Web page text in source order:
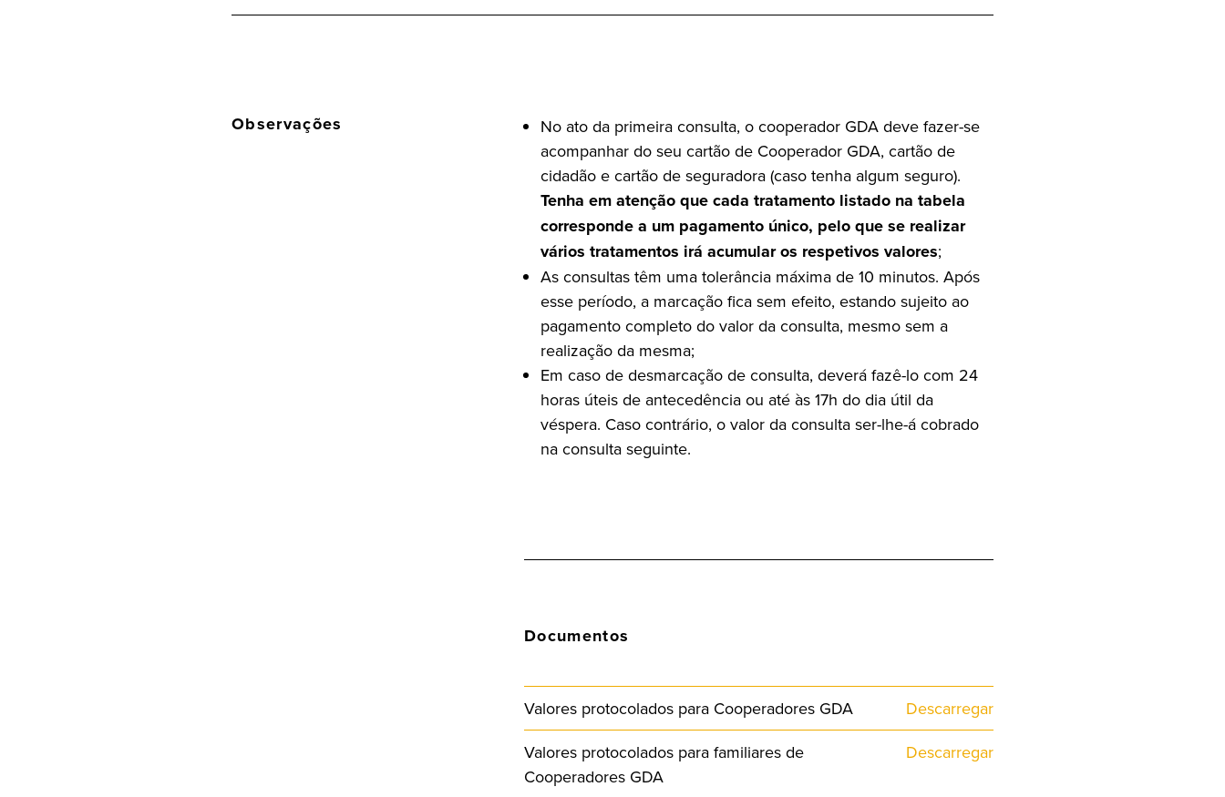
Observações
No ato da primeira consulta, o cooperador GDA deve fazer-se
acompanhar do seu cartão de Cooperador GDA, cartão de
cidadão e cartão de seguradora (caso tenha algum seguro).
Tenha em atenção que cada tratamento listado na tabela
corresponde a um pagamento único, pelo que se realizar
vários tratamentos irá acumular os respetivos valores;
As consultas têm uma tolerância máxima de 10 minutos. Após
esse período, a marcação fica sem efeito, estando sujeito ao
pagamento completo do valor da consulta, mesmo sem a
realização da mesma;
Em caso de desmarcação de consulta, deverá fazê-lo com 24
horas úteis de antecedência ou até às 17h do dia útil da
véspera. Caso contrário, o valor da consulta ser-lhe-á cobrado
na consulta seguinte.
Documentos
Valores protocolados para Cooperadores GDA
Descarregar
Valores protocolados para familiares de
Cooperadores GDA
Descarregar